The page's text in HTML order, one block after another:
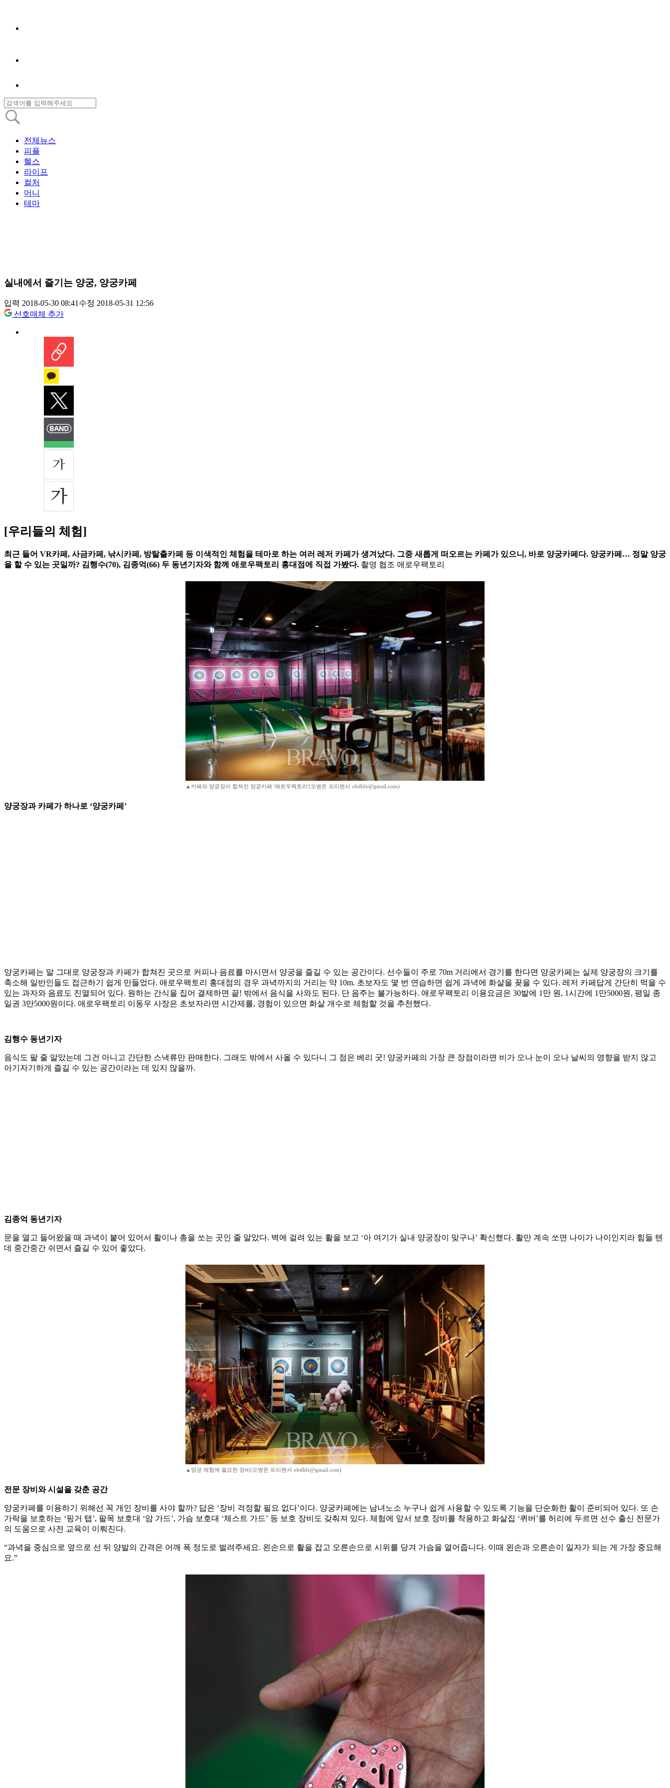
전체뉴스
피플
헬스
라이프
컬처
머니
테마
실내에서 즐기는 양궁, 양궁카페
입력 2018-05-30 08:41수정 2018-05-31 12:56
선호매체 추가
[우리들의 체험]
최근 들어 VR카페, 사금카페, 낚시카페, 방탈출카페 등 이색적인 체험을 테마로 하는 여러 레저 카페가 생겨났다. 그중 새롭게 떠오르는 카페가 있으니, 바로 양궁카페다. 양궁카페… 정말 양궁
을 할 수 있는 곳일까? 김행수(70), 김종억(66) 두 동년기자와 함께 애로우팩토리 홍대점에 직접 가봤다. 촬영 협조 애로우팩토리
▲카페와 양궁장이 합쳐진 양궁카페 '애로우팩토리'(오병돈 프리랜서 obdlife@gmail.com)
양궁장과 카페가 하나로 ‘양궁카페’
양궁카페는 말 그대로 양궁장과 카페가 합쳐진 곳으로 커피나 음료를 마시면서 양궁을 즐길 수 있는 공간이다. 선수들이 주로 70m 거리에서 경기를 한다면 양궁카페는 실제 양궁장의 크기를
축소해 일반인들도 접근하기 쉽게 만들었다. 애로우팩토리 홍대점의 경우 과녁까지의 거리는 약 10m. 초보자도 몇 번 연습하면 쉽게 과녁에 화살을 꽂을 수 있다. 레저 카페답게 간단히 먹을 수
있는 과자와 음료도 진열되어 있다. 원하는 간식을 집어 결제하면 끝! 밖에서 음식을 사와도 된다. 단 음주는 불가능하다. 애로우팩토리 이용요금은 30발에 1만 원, 1시간에 1만5000원, 평일 종
일권 3만5000원이다. 애로우팩토리 이동우 사장은 초보자라면 시간제를, 경험이 있으면 화살 개수로 체험할 것을 추천했다.
김행수 동년기자
음식도 팔 줄 알았는데 그건 아니고 간단한 스낵류만 판매한다. 그래도 밖에서 사올 수 있다니 그 점은 베리 굿! 양궁카페의 가장 큰 장점이라면 비가 오나 눈이 오나 날씨의 영향을 받지 않고
아기자기하게 즐길 수 있는 공간이라는 데 있지 않을까.
김종억 동년기자
문을 열고 들어왔을 때 과녁이 붙어 있어서 활이나 총을 쏘는 곳인 줄 알았다. 벽에 걸려 있는 활을 보고 ‘아 여기가 실내 양궁장이 맞구나’ 확신했다. 활만 계속 쏘면 나이가 나이인지라 힘들 텐
데 중간중간 쉬면서 즐길 수 있어 좋았다.
▲양궁 체험에 필요한 장비(오병돈 프리랜서 obdlife@gmail.com)
전문 장비와 시설을 갖춘 공간
양궁카페를 이용하기 위해선 꼭 개인 장비를 사야 할까? 답은 ‘장비 걱정할 필요 없다’이다. 양궁카페에는 남녀노소 누구나 쉽게 사용할 수 있도록 기능을 단순화한 활이 준비되어 있다. 또 손
가락을 보호하는 ‘핑거 탭’, 팔목 보호대 ‘암 가드’, 가슴 보호대 ‘체스트 가드’ 등 보호 장비도 갖춰져 있다. 체험에 앞서 보호 장비를 착용하고 화살집 ‘퀴버’를 허리에 두르면 선수 출신 전문가
의 도움으로 사전 교육이 이뤄진다.
“과녁을 중심으로 옆으로 선 뒤 양발의 간격은 어깨 폭 정도로 벌려주세요. 왼손으로 활을 잡고 오른손으로 시위를 당겨 가슴을 열어줍니다. 이때 왼손과 오른손이 일자가 되는 게 가장 중요해
요.”